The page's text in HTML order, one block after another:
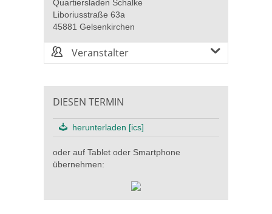
Quartiersladen Schalke
Liboriusstraße 63a
45881 Gelsenkirchen
Veranstalter
DIESEN TERMIN
herunterladen [ics]
oder auf Tablet oder Smartphone
übernehmen: